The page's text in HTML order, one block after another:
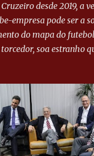
desde 2019, a
empresa pode ser a
do mapa do
soa estranho
pagamento de
de futebol. O
o aporte
à dívida de R$ 1
tem no mundo